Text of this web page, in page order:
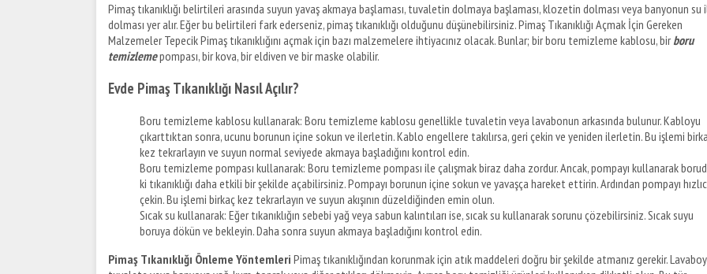
Pimaş tıkanıklığı belirtileri arasında suyun yavaş akmaya başlaması, tuvaletin dolmaya başlaması, klozetin dolması veya banyonun su
dolması yer alır. Eğer bu belirtileri fark ederseniz, pimaş tıkanıklığı olduğunu düşünebilirsiniz. Pimaş Tıkanıklığı Açmak İçin Gereken
Malzemeler Tepecik Pimaş tıkanıklığını açmak için bazı malzemelere ihtiyacınız olacak. Bunlar; bir boru temizleme kablosu, bir boru
temizlemepompası, bir kova, bir eldiven ve bir maske olabilir.
Evde Pimaş Tıkanıklığı Nasıl Açılır?
Boru temizleme kablosu kullanarak: Boru temizleme kablosu genellikle tuvaletin veya lavabonun arkasında bulunur. Kabloyu
çıkarttıktan sonra, ucunu borunun içine sokun ve ilerletin. Kablo engellere takılırsa, geri çekin ve yeniden ilerletin. Bu işlemi
kez tekrarlayın ve suyun normal seviyede akmaya başladığını kontrol edin.
Boru temizleme pompası kullanarak: Boru temizleme pompası ile çalışmak biraz daha zordur. Ancak, pompayı kullanarak
ki tıkanıklığı daha etkili bir şekilde açabilirsiniz. Pompayı borunun içine sokun ve yavaşça hareket ettirin. Ardından pompayı
çekin. Bu işlemi birkaç kez tekrarlayın ve suyun akışının düzeldiğinden emin olun.
Sıcak su kullanarak: Eğer tıkanıklığın sebebi yağ veya sabun kalıntıları ise, sıcak su kullanarak sorunu çözebilirsiniz. Sıcak suyu
boruya dökün ve bekleyin. Daha sonra suyun akmaya başladığını kontrol edin.
Pimaş Tıkanıklığı Önleme Yöntemleri Pimaş tıkanıklığından korunmak için atık maddeleri doğru bir şekilde atmanız gerekir.